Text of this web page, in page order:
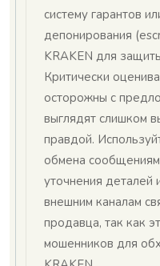
систему гарантов
депонирования
KRAKEN для
Критически
осторожны с
выглядят слишком
правдой.
обмена
уточнения деталей
внешним каналам
продавца, так как
мошенников для